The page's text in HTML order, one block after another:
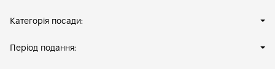
Категорія посади:
Період подання: